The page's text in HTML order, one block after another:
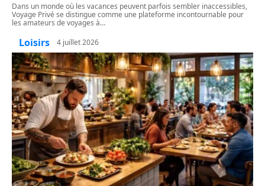
Dans un monde où les vacances peuvent parfois sembler inaccessibles,
Voyage Privé se distingue comme une plateforme incontournable pour
les amateurs de voyages à…
Loisirs 4 juillet 2026